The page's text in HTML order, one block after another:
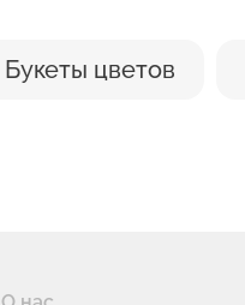
Букеты цветов